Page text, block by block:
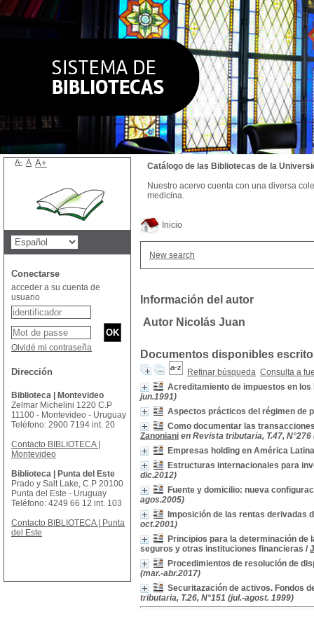
Inicio
New search
Información del autor
Autor Nicolás Juan
Documentos disponibles
Refinar búsqueda Consulta a
Acreditamiento de impuestos en
jun.1991)
Aspectos prácticos del régimen de
Como documentar las
Zanoniani en Revista tributaria, T.47,
Empresas holding en América Latina
Estructuras internacionales para
dic.2012)
Fuente y domicilio: nueva
agos.2005)
Imposición de las rentas derivadas
oct.2001)
Principios para la determinación
seguros y otras instituciones financieras /
Procedimientos de resolución de
(mar.-abr.2017)
Securitazación de activos. Fondos
tributaria, T.26, N°151 (jul.-agost. 1999)
Catálogo de las Bibliotecas de la
Nuestro acervo cuenta con una diversa
medicina.
A- A A+
Conectarse
acceder a su cuenta de
usuario
Olvidé mi contraseña
Dirección
Biblioteca | Montevideo
Zelmar Michelini 1220 C.P
11100 - Montevideo - Uruguay
Teléfono: 2900 7194 int. 20
Contacto BIBLIOTECA |
Montevideo
Biblioteca | Punta del Este
Prado y Salt Lake, C.P 20100
Punta del Este - Uruguay
Teléfono: 4249 66 12 int. 103
Contacto BIBLIOTECA | Punta
del Este